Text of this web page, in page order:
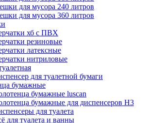
для мусора 240 литров
для мусора 360 литров
хб с ПВХ
резиновые
латексные
нитриловые
для туалетной бумаги
бумажные
бумажные luscan
бумажные для диспенсеров H3
для туалета
для туалета и ванны